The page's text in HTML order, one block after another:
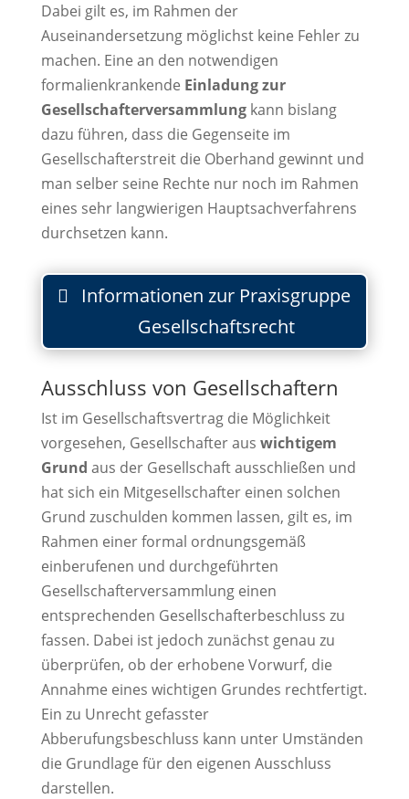
Dabei gilt es, im Rahmen der
Auseinandersetzung möglichst keine Fehler zu
machen. Eine an den notwendigen
formalienkrankende Einladung zur
Gesellschafterversammlungkann bislang
dazu führen, dass die Gegenseite im
Gesellschafterstreit die Oberhand gewinnt und
man selber seine Rechte nur noch im Rahmen
eines sehr langwierigen Hauptsachverfahrens
durchsetzen kann.
Informationen zur Praxisgruppe
Gesellschaftsrecht
Ausschluss von Gesellschaftern
Ist im Gesellschaftsvertrag die Möglichkeit
vorgesehen, Gesellschafter aus wichtigem
Grund aus der Gesellschaft ausschließen und
hat sich ein Mitgesellschafter einen solchen
Grund zuschulden kommen lassen, gilt es, im
Rahmen einer formal ordnungsgemäß
einberufenen und durchgeführten
Gesellschafterversammlung einen
entsprechenden Gesellschafterbeschluss zu
fassen. Dabei ist jedoch zunächst genau zu
überprüfen, ob der erhobene Vorwurf, die
Annahme eines wichtigen Grundes rechtfertigt.
Ein zu Unrecht gefasster
Abberufungsbeschluss kann unter Umständen
die Grundlage für den eigenen Ausschluss
darstellen.